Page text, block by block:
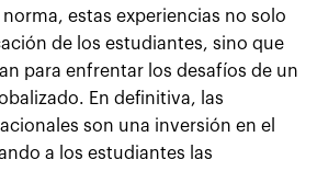
estas experiencias no solo
de los estudiantes, sino que
para enfrentar los desafíos de un
En definitiva, las
son una inversión en el
a los estudiantes las